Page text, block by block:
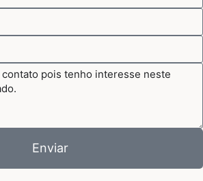
Enviar